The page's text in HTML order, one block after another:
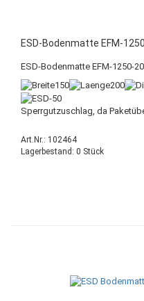
ESD-Bodenmatte EFM-
ESD-Bodenmatte EFM-1250-
Sperrgutzuschlag, da
Art.Nr.: 102464
Lagerbestand: 0 Stück